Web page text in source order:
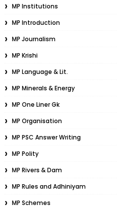
MP Institutions
MP Introduction
MP Journalism
MP Krishi
MP Language & Lit.
MP Minerals & Energy
MP One Liner Gk
MP Organisation
MP PSC Answer Writing
MP Polity
MP Rivers & Dam
MP Rules and Adhiniyam
MP Schemes